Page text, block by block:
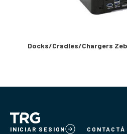
Docks/Cradles/Chargers
INICIAR SESION CONTACTÁ